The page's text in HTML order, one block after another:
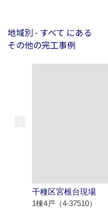
地域別 - すべて にある
その他の完工事例
千種区宮根台現場
1棟4戸（4-37510）